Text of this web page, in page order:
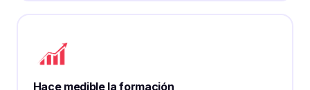
Hace medible la formación